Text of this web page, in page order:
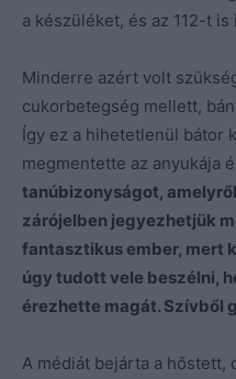
a készüléket, és az 112-t
Minderre azért volt
cukorbetegség mellett,
Így ez a hihetetlenül bátor
megmentette az anyukája
tanúbizonyságot,
zárójelben jegyezhetjük
fantasztikus ember, mert
úgy tudott vele beszélni,
érezhette magát. Szívből
A médiát bejárta a hőstett,